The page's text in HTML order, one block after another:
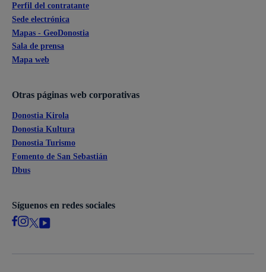
Perfil del contratante
Sede electrónica
Mapas - GeoDonostia
Sala de prensa
Mapa web
Otras páginas web corporativas
Donostia Kirola
Donostia Kultura
Donostia Turismo
Fomento de San Sebastián
Dbus
Síguenos en redes sociales